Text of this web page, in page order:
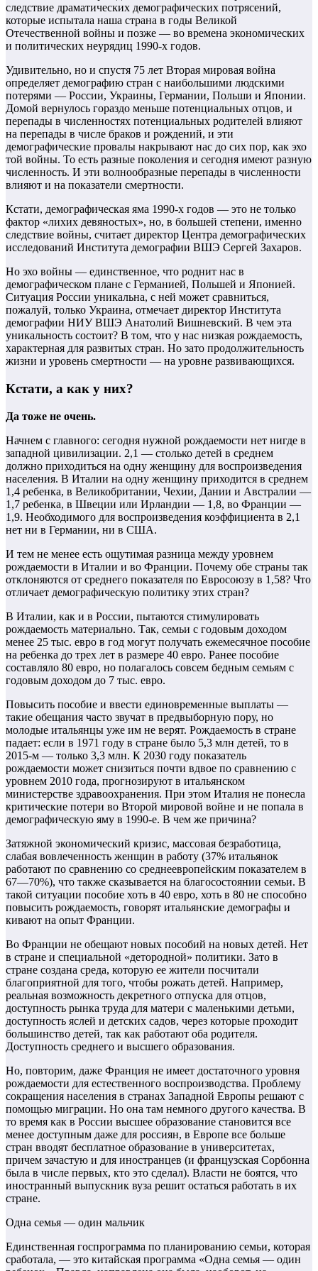
следствие драматических демографических потрясений,
которые испытала наша страна в годы Великой
Отечественной войны и позже — во времена экономических
и политических неурядиц 1990-х годов.
Удивительно, но и спустя 75 лет Вторая мировая война
определяет демографию стран c наибольшими людскими
потерями — России, Украины, Германии, Польши и Японии.
Домой вернулось гораздо меньше потенциальных отцов, и
перепады в численностях потенциальных родителей влияют
на перепады в числе браков и рождений, и эти
демографические провалы накрывают нас до сих пор, как эхо
той войны. То есть разные поколения и сегодня имеют разную
численность. И эти волнообразные перепады в численности
влияют и на показатели смертности.
Кстати, демографическая яма 1990-х годов — это не только
фактор «лихих девяностых», но, в большей степени, именно
следствие войны, считает директор Центра демографических
исследований Института демографии ВШЭ Сергей Захаров.
Но эхо войны — единственное, что роднит нас в
демографическом плане с Германией, Польшей и Японией.
Ситуация России уникальна, с ней может сравниться,
пожалуй, только Украина, отмечает директор Института
демографии НИУ ВШЭ Анатолий Вишневский. В чем эта
уникальность состоит? В том, что у нас низкая рождаемость,
характерная для развитых стран. Но зато продолжительность
жизни и уровень смертности — на уровне развивающихся.
Кстати, а как у них?
Да тоже не очень.
Начнем с главного: сегодня нужной рождаемости нет нигде в
западной цивилизации. 2,1 — столько детей в среднем
должно приходиться на одну женщину для воспроизведения
населения. В Италии на одну женщину приходится в среднем
1,4 ребенка, в Великобритании, Чехии, Дании и Австралии —
1,7 ребенка, в Швеции или Ирландии — 1,8, во Франции —
1,9. Необходимого для воспроизведения коэффициента в 2,1
нет ни в Германии, ни в США.
И тем не менее есть ощутимая разница между уровнем
рождаемости в Италии и во Франции. Почему обе страны так
отклоняются от среднего показателя по Евросоюзу в 1,58? Что
отличает демографическую политику этих стран?
В Италии, как и в России, пытаются стимулировать
рождаемость материально. Так, семьи с годовым доходом
менее 25 тыс. евро в год могут получать ежемесячное пособие
на ребенка до трех лет в размере 40 евро. Ранее пособие
составляло 80 евро, но полагалось совсем бедным семьям с
годовым доходом до 7 тыс. евро.
Повысить пособие и ввести единовременные выплаты —
такие обещания часто звучат в предвыборную пору, но
молодые итальянцы уже им не верят. Рождаемость в стране
падает: если в 1971 году в стране было 5,3 млн детей, то в
2015-м — только 3,3 млн. К 2030 году показатель
рождаемости может снизиться почти вдвое по сравнению с
уровнем 2010 года, прогнозируют в итальянском
министерстве здравоохранения. При этом Италия не понесла
критические потери во Второй мировой войне и не попала в
демографическую яму в 1990-е. В чем же причина?
Затяжной экономический кризис, массовая безработица,
слабая вовлеченность женщин в работу (37% итальянок
работают по сравнению со среднеевропейским показателем в
67—70%), что также сказывается на благосостоянии семьи. В
такой ситуации пособие хоть в 40 евро, хоть в 80 не способно
повысить рождаемость, говорят итальянские демографы и
кивают на опыт Франции.
Во Франции не обещают новых пособий на новых детей. Нет
в стране и специальной «детородной» политики. Зато в
стране создана среда, которую ее жители посчитали
благоприятной для того, чтобы рожать детей. Например,
реальная возможность декретного отпуска для отцов,
доступность рынка труда для матери с маленькими детьми,
доступность яслей и детских садов, через которые проходит
большинство детей, так как работают оба родителя.
Доступность среднего и высшего образования.
Но, повторим, даже Франция не имеет достаточного уровня
рождаемости для естественного воспроизводства. Проблему
сокращения населения в странах Западной Европы решают с
помощью миграции. Но она там немного другого качества. В
то время как в России высшее образование становится все
менее доступным даже для россиян, в Европе все больше
стран вводят бесплатное образование в университетах,
причем зачастую и для иностранцев (и французская Сорбонна
была в числе первых, кто это сделал). Власти не боятся, что
иностранный выпускник вуза решит остаться работать в их
стране.
Одна семья — один мальчик
Единственная госпрограмма по планированию семьи, которая
сработала, — это китайская программа «Одна семья — один